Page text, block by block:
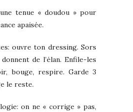
tenue « doudou » pour
apaisée.
ouvre ton dressing. Sors
de l’élan. Enfile-les
bouge, respire. Garde 3
le reste.
on ne « corrige » pas,